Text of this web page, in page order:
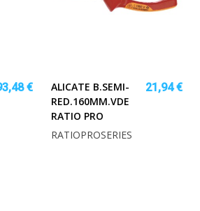
€
ALICATE B.SEMI-
RED.160MM.VDE
RATIO PRO
21,94 €
RATIOPROSERIES